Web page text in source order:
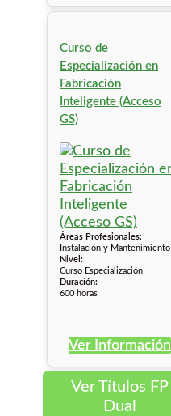
Curso de
Especialización en
Fabricación
Inteligente (Acceso
GS)
Áreas Profesionales:
Instalación y Mantenimiento
Nivel:
Curso Especialización
Duración:
600 horas
Ver Información
Ver Títulos FP
Dual